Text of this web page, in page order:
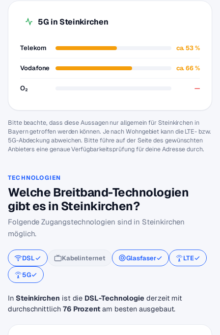
5G in Steinkirchen
Telekom ca. 53 %
Vodafone ca. 66 %
O₂ —
Bitte beachte, dass diese Aussagen nur allgemein für Steinkirchen in
Bayern getroffen werden können. Je nach Wohngebiet kann die LTE- bzw.
5G-Abdeckung abweichen. Bitte führe auf der Seite des gewünschten
Anbieters eine genaue Verfügbarkeitsprüfung für deine Adresse durch.
TECHNOLOGIEN
Welche Breitband-Technologien
gibt es in Steinkirchen?
Folgende Zugangstechnologien sind in Steinkirchen
möglich.
DSL Kabelinternet Glasfaser
LTE
5G
In Steinkirchen ist die DSL-Technologie derzeit mit
durchschnittlich 76 Prozentam besten ausgebaut.